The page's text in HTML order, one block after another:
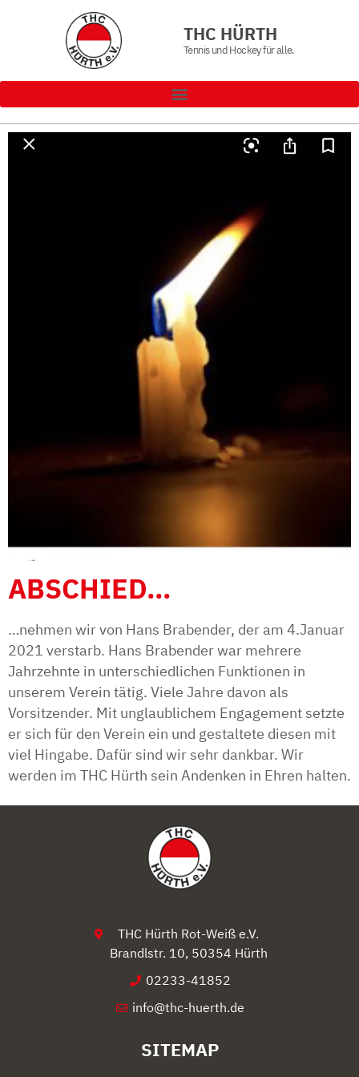
THC HÜRTH
Tennis und Hockey für alle.
ABSCHIED…
…nehmen wir von Hans Brabender, der am 4.Januar
2021 verstarb. Hans Brabender war mehrere
Jahrzehnte in unterschiedlichen Funktionen in
unserem Verein tätig. Viele Jahre davon als
Vorsitzender. Mit unglaublichem Engagement setzte
er sich für den Verein ein und gestaltete diesen mit
viel Hingabe. Dafür sind wir sehr dankbar. Wir
werden im THC Hürth sein Andenken in Ehren halten.
THC Hürth Rot-Weiß e.V.
Brandlstr. 10, 50354 Hürth
02233-41852
info@thc-huerth.de
SITEMAP